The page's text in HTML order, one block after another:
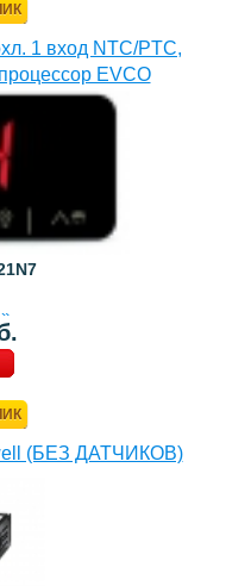
1 вход NTC/PTC,
EVCO
(БЕЗ ДАТЧИКОВ)